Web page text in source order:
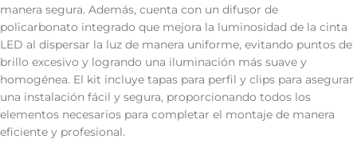
manera segura. Además, cuenta con un difusor de
policarbonato integrado que mejora la luminosidad de la cinta
LED al dispersar la luz de manera uniforme, evitando puntos de
brillo excesivo y logrando una iluminación más suave y
homogénea. El kit incluye tapas para perfil y clips para asegurar
una instalación fácil y segura, proporcionando todos los
elementos necesarios para completar el montaje de manera
eficiente y profesional.